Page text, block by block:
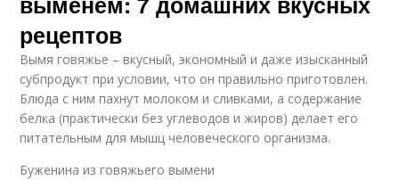
рецептов
Вымя говяжье – вкусный, экономный и даже изысканный
субпродукт при условии, что он правильно приготовлен.
Блюда с ним пахнут молоком и сливками, а содержание
белка (практически без углеводов и жиров) делает его
питательным для мышц человеческого организма.
Буженина из говяжьего вымени